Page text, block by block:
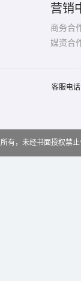
营销
商务合
媒资合
客服电
所有，未经书面授权